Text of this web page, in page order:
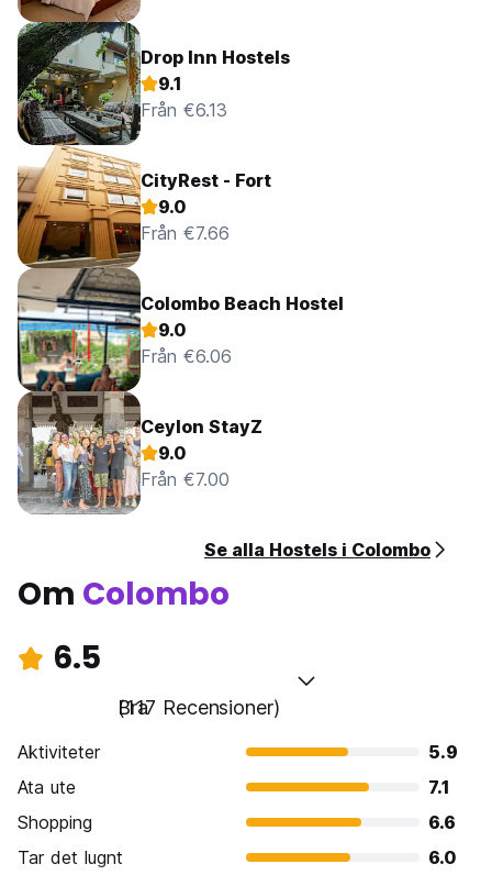
Drop Inn Hostels
9.1
Från €6.13
CityRest - Fort
9.0
Från €7.66
Colombo Beach Hostel
9.0
Från €6.06
Ceylon StayZ
9.0
Från €7.00
Se alla Hostels i Colombo
Om Colombo
6.5
Bra
(117 Recensioner)
Aktiviteter
5.9
Ata ute
7.1
Shopping
6.6
Tar det lugnt
6.0